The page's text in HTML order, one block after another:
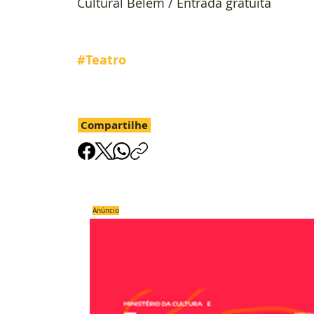
#Teatro
Compartilhe
Anúncio